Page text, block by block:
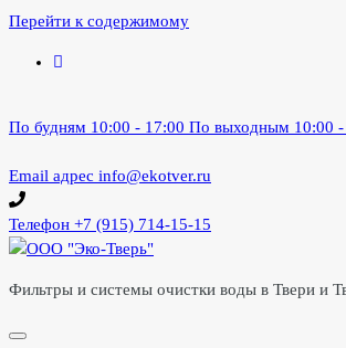
Перейти к содержимому
По будням 10:00 - 17:00 По выходным 10:00 -
Email адрес info@ekotver.ru
Телефон +7 (915) 714-15-15
Фильтры и системы очистки воды в Твери и